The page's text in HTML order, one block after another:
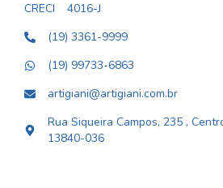
CRECI
4016-J
(19) 3361-9999
(19) 99733-6863
artigiani@artigiani.com.br
Rua Siqueira Campos, 235 ,
13840-036